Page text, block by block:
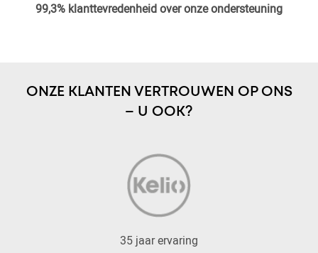
99,3% klanttevredenheid over onze ondersteuning
ONZE KLANTEN VERTROUWEN OP ONS
– U OOK?
35 jaar ervaring